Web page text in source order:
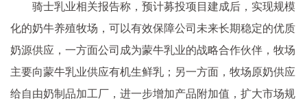
骑士乳业相关报告称，预计募投项目建成后，实现规模
化的奶牛养殖牧场，可以有效保障公司未来长期稳定的优质
奶源供应，一方面公司成为蒙牛乳业的战略合作伙伴，牧场
主要向蒙牛乳业供应有机生鲜乳；另一方面，牧场原奶供应
给自由奶制品加工厂，进一步增加产品附加值，扩大市场规